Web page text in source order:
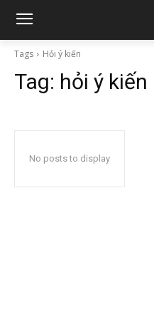
Tags Hỏi ý kiến
Tag: hỏi ý kiến
No posts to display